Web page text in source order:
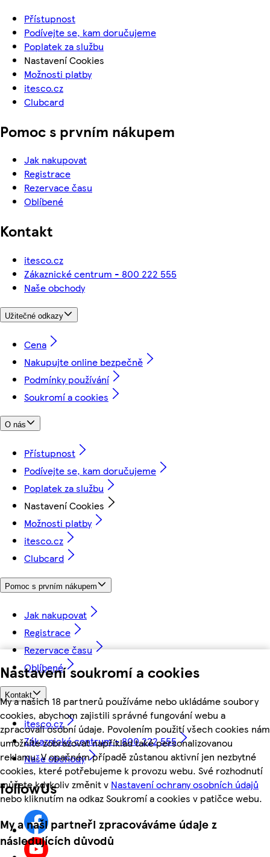
Nastavení soukromí a cookies
My a našich 18 partnerů používáme nebo ukládáme soubory
cookies, abychom zajistili správné fungování webu a
zpracovali osobní údaje. Povolením použití všech cookies nám
umožníte zobrazovat například také personalizovanou
reklamu. V opačném případě zůstanou aktivní jen nezbytné
cookies, které potřebujeme k provozu webu. Své rozhodnutí
můžete kdykoliv změnit v Nastavení ochrany osobních údajů
nebo kliknutím na odkaz Soukromí a cookies v patičce webu.
My a naši partneři zpracováváme údaje z
následujících důvodů
Přístupnost
Podívejte se, kam doručujeme
Poplatek za službu
Nastavení Cookies
Možnosti platby
itesco.cz
Clubcard
Pomoc s prvním nákupem
Jak nakupovat
Registrace
Rezervace času
Oblíbené
Kontakt
itesco.cz
Zákaznické centrum - 800 222 555
Naše obchody
Užitečné odkazy
Cena
Nakupujte online bezpečně
Podmínky používání
Soukromí a cookies
O nás
Přístupnost
Podívejte se, kam doručujeme
Poplatek za službu
Nastavení Cookies
Možnosti platby
itesco.cz
Clubcard
Pomoc s prvním nákupem
Jak nakupovat
Registrace
Rezervace času
Oblíbené
Kontakt
itesco.cz
Zákaznické centrum - 800 222 555
Naše obchody
followUs